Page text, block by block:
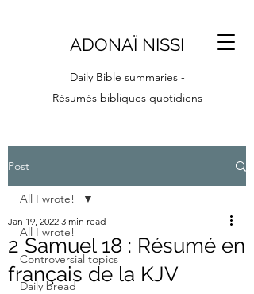
ADONAÏ NISSI
Daily Bible summaries -
Résumés bibliques quotidiens
Post
All I wrote!
Controversial topics
Daily bread
All I wrote!
2 Samuel 18 : Résumé en
français de la KJV
Jan 19, 2022 3 min read